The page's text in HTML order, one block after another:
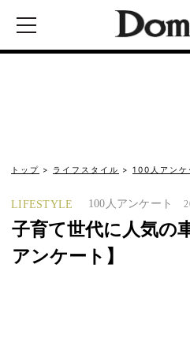
トップ ライフスタイル 100人アンケ
LIFESTYLE 100人アンケート
子育て世代に人気の
アンケート】